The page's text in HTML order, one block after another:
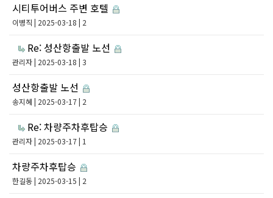
시티투어버스 주변 호텔
이병직 | 2025-03-18 | 2
Re: 성산항출발 노선
관리자| 2025-03-18 | 3
성산항출발 노선
송지혜 | 2025-03-17 | 2
Re: 차량주차후탑승
관리자| 2025-03-17 | 1
차량주차후탑승
한길동| 2025-03-15 | 2